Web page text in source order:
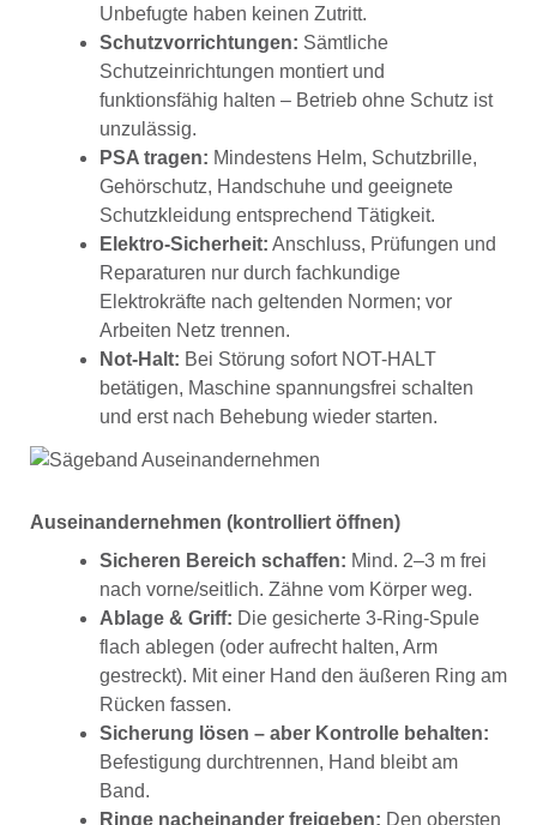
Unbefugte haben keinen Zutritt.
Schutzvorrichtungen: Sämtliche
Schutzeinrichtungen montiert und
funktionsfähig halten – Betrieb ohne Schutz ist
unzulässig.
PSA tragen: Mindestens Helm, Schutzbrille,
Gehörschutz, Handschuhe und geeignete
Schutzkleidung entsprechend Tätigkeit.
Elektro-Sicherheit: Anschluss, Prüfungen und
Reparaturen nur durch fachkundige
Elektrokräfte nach geltenden Normen; vor
Arbeiten Netz trennen.
Not-Halt: Bei Störung sofort NOT-HALT
betätigen, Maschine spannungsfrei schalten
und erst nach Behebung wieder starten.
Auseinandernehmen (kontrolliert öffnen)
Sicheren Bereich schaffen: Mind. 2–3 m frei
nach vorne/seitlich. Zähne vom Körper weg.
Ablage & Griff: Die gesicherte 3-Ring-Spule
flach ablegen (oder aufrecht halten, Arm
gestreckt). Mit einer Hand den äußeren Ring am
Rücken fassen.
Sicherung lösen – aber Kontrolle behalten:
Befestigung durchtrennen, Hand bleibt am
Band.
Ringe nacheinander freigeben: Den obersten